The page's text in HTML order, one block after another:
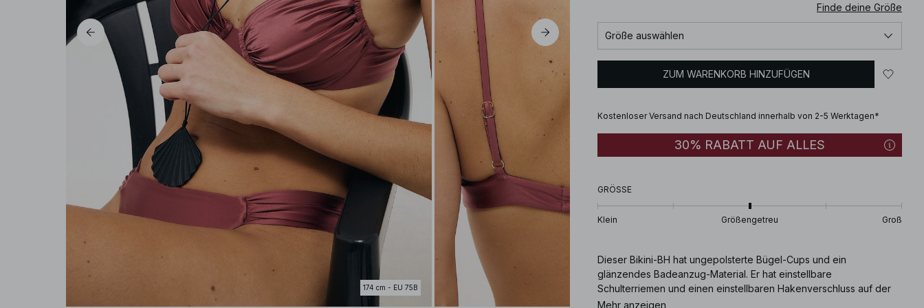
174 cm - EU 75B
Finde deine Größe
Größe auswählen
ZUM WARENKORB HINZUFÜGEN
Kostenloser Versand nach Deutschland innerhalb von 2-5 Werktagen*
30% RABATT AUF ALLES
GRÖSSE
Klein Größengetreu Groß
Dieser Bikini-BH hat ungepolsterte Bügel-Cups und ein
glänzendes Badeanzug-Material. Er hat einstellbare
Schulterriemen und einen einstellbaren Hakenverschluss auf der
Rückseite.
Mehr anzeigen